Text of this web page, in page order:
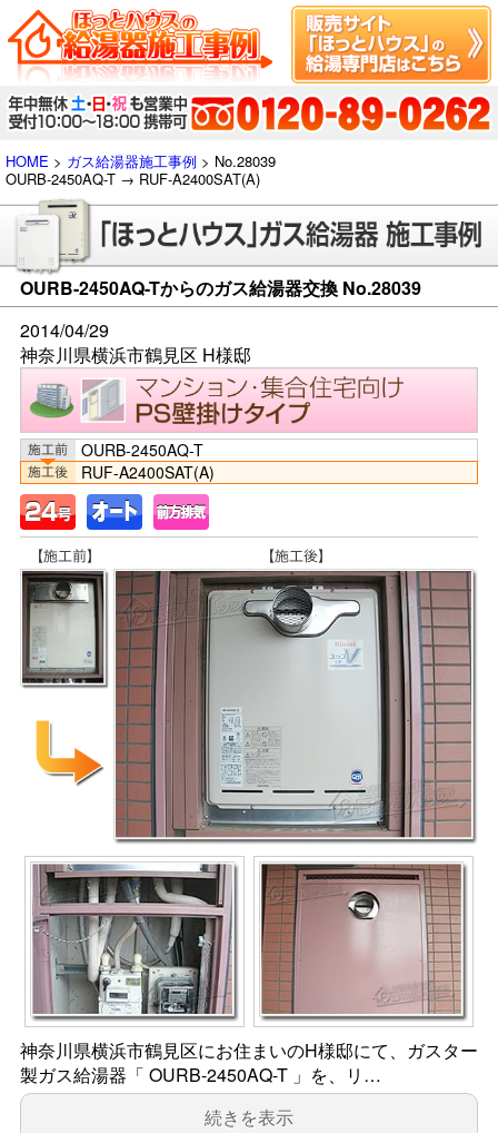
HOME > ガス給湯器施工事例 > No.28039
OURB-2450AQ-T → RUF-A2400SAT(A)
OURB-2450AQ-Tからのガス給湯器交換 No.28039
2014/04/29
神奈川県横浜市鶴見区 H様邸
OURB-2450AQ-T
RUF-A2400SAT(A)
神奈川県横浜市鶴見区にお住まいのH様邸にて、ガスター
製ガス給湯器「 OURB-2450AQ-T 」を、リ…
続きを表示